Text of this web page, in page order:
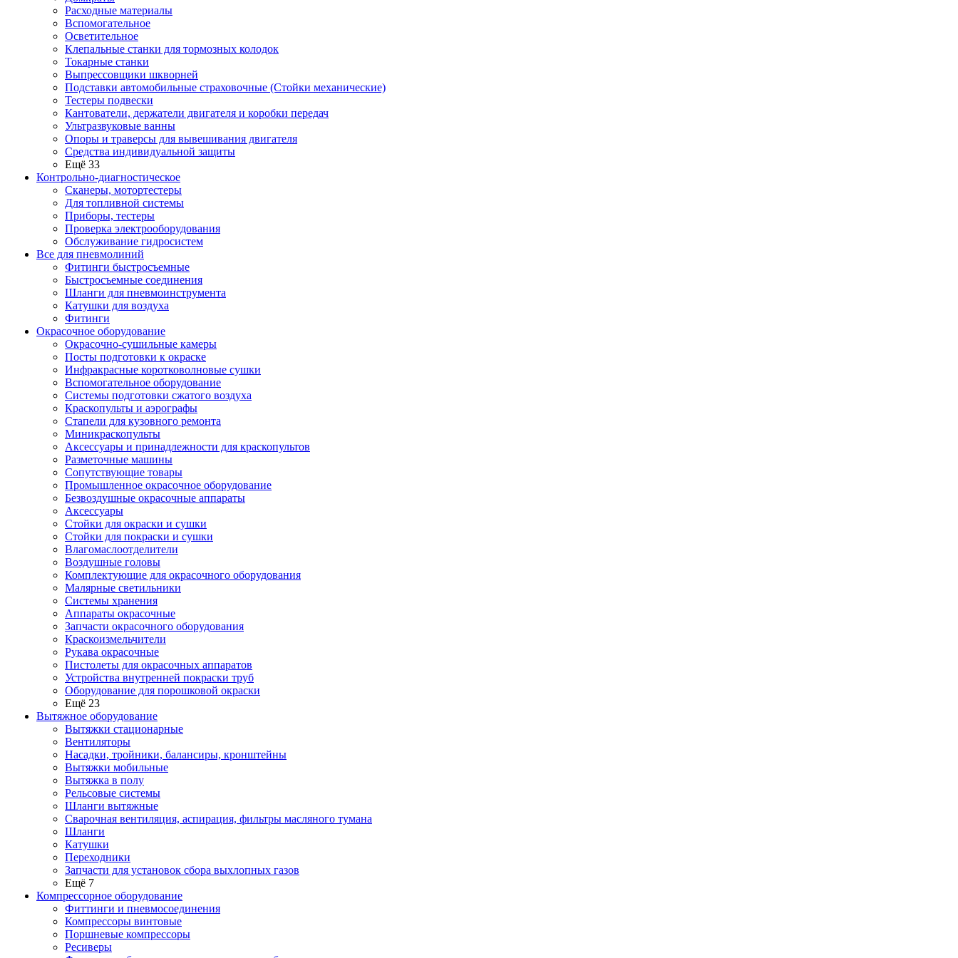
Расходные материалы
Вспомогательное
Осветительное
Клепальные станки для тормозных колодок
Токарные станки
Выпрессовщики шкворней
Подставки автомобильные страховочные (Стойки механические)
Тестеры подвески
Кантователи, держатели двигателя и коробки передач
Ультразвуковые ванны
Опоры и траверсы для вывешивания двигателя
Средства индивидуальной защиты
Ещё 33
Контрольно-диагностическое
Сканеры, мотортестеры
Для топливной системы
Приборы, тестеры
Проверка электрооборудования
Обслуживание гидросистем
Все для пневмолиний
Фитинги быстросъемные
Быстросъемные соединения
Шланги для пневмоинструмента
Катушки для воздуха
Фитинги
Окрасочное оборудование
Окрасочно-сушильные камеры
Посты подготовки к окраске
Инфракрасные коротковолновые сушки
Вспомогательное оборудование
Системы подготовки сжатого воздуха
Краскопульты и аэрографы
Стапели для кузовного ремонта
Миникраскопульты
Аксессуары и принадлежности для краскопультов
Разметочные машины
Сопутствующие товары
Промышленное окрасочное оборудование
Безвоздушные окрасочные аппараты
Аксессуары
Стойки для окраски и сушки
Стойки для покраски и сушки
Влагомаслоотделители
Воздушные головы
Комплектующие для окрасочного оборудования
Малярные светильники
Системы хранения
Аппараты окрасочные
Запчасти окрасочного оборудования
Краскоизмельчители
Рукава окрасочные
Пистолеты для окрасочных аппаратов
Устройства внутренней покраски труб
Оборудование для порошковой окраски
Ещё 23
Вытяжное оборудование
Вытяжки стационарные
Вентиляторы
Насадки, тройники, балансиры, кронштейны
Вытяжки мобильные
Вытяжка в полу
Рельсовые системы
Шланги вытяжные
Сварочная вентиляция, аспирация, фильтры масляного тумана
Шланги
Катушки
Переходники
Запчасти для установок сбора выхлопных газов
Ещё 7
Компрессорное оборудование
Фиттинги и пневмосоединения
Компрессоры винтовые
Поршневые компрессоры
Ресиверы